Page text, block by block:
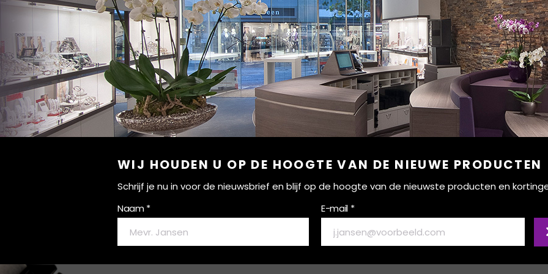
WIJ HOUDEN U OP DE HOOGTE VAN DE NIEUWE PRODUCTEN
Schrijf je nu in voor de nieuwsbrief en blijf op de hoogte van de nieuwste producten en
Naam *
E-mail *